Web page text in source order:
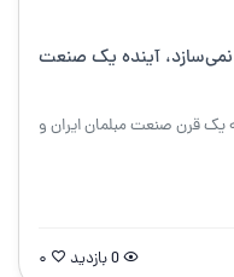
نمی‌سازد، آینده یک صنعت
یک قرن صنعت مبلمان ایران و
0 بازدید ۰